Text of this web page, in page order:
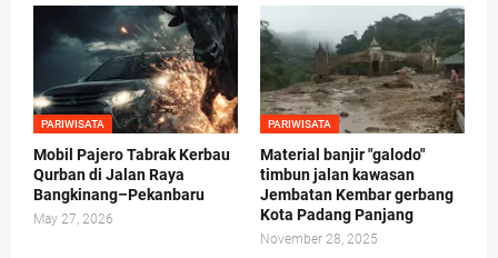
PARIWISATA
Mobil Pajero Tabrak Kerbau
Qurban di Jalan Raya
Bangkinang–Pekanbaru
May 27, 2026
PARIWISATA
Material banjir "galodo"
timbun jalan kawasan
Jembatan Kembar gerbang
Kota Padang Panjang
November 28, 2025